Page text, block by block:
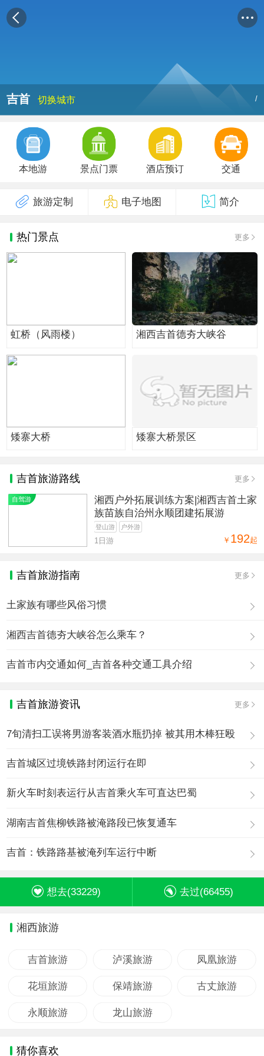
吉首 切换城市 /
本地游 景点门票 酒店预订 交通
旅游定制 电子地图 简介
热门景点 更多
虹桥（风雨楼） 湘西吉首德夯大峡谷
矮寨大桥 矮寨大桥景区
吉首旅游路线 更多
自驾游
湘西户外拓展训练方案|湘西吉首土家
族苗族自治州永顺团建拓展游
登山游 户外游
￥ 192起
1日游
吉首旅游指南 更多
土家族有哪些风俗习惯
湘西吉首德夯大峡谷怎么乘车？
吉首市内交通如何_吉首各种交通工具介绍
吉首旅游资讯 更多
7旬清扫工误将男游客装酒水瓶扔掉 被其用木棒狂殴
吉首城区过境铁路封闭运行在即
新火车时刻表运行从吉首乘火车可直达巴蜀
湖南吉首焦柳铁路被淹路段已恢复通车
吉首：铁路路基被淹列车运行中断
想去(33229) 去过(66455)
湘西旅游
吉首旅游 泸溪旅游 凤凰旅游
花垣旅游 保靖旅游 古丈旅游
永顺旅游 龙山旅游
猜你喜欢